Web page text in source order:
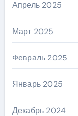
Апрель 2025
Март 2025
Февраль 2025
Январь 2025
Декабрь 2024